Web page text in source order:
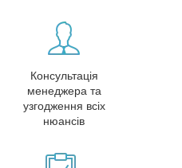
Консультація
менеджера та
узгодження всіх
нюансів